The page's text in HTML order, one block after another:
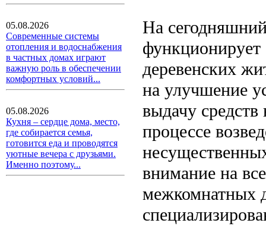
05.08.2026
Современные системы
отопления и водоснабжения
в частных домах играют
важную роль в обеспечении
комфортных условий...
05.08.2026
Кухня – сердце дома, место,
где собирается семья,
готовится еда и проводятся
уютные вечера с друзьями.
Именно поэтому...
На
деревенских
на улучшение
выдачу
процессе
внимание на
межкомнатных